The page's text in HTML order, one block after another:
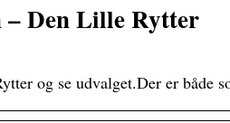
Den Lille Rytter
og se udvalget.Der er både